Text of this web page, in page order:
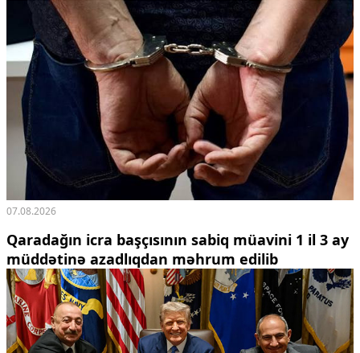
07.08.2026
Qaradağın icra başçısının sabiq müavini 1 il 3 ay
müddətinə azadlıqdan məhrum edilib